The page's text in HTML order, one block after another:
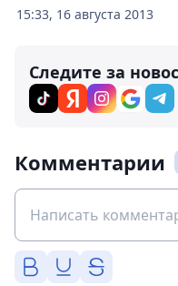
15:33, 16 августа 2013
Следите за
Комментарии